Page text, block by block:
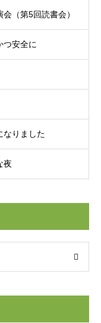
（第5回読書会）
つ安全に
なりました
夜